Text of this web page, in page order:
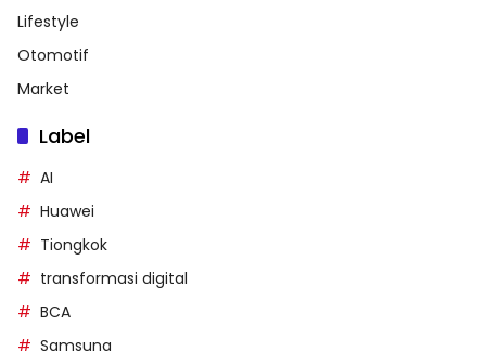
Lifestyle
Otomotif
Market
Label
AI
Huawei
Tiongkok
transformasi digital
BCA
Samsung